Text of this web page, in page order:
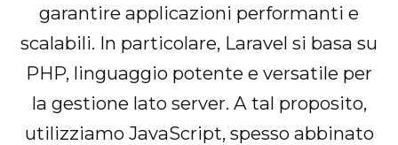
garantire applicazioni performanti e
scalabili. In particolare, Laravel si basa su
PHP, linguaggio potente e versatile per
la gestione lato server. A tal proposito,
utilizziamo JavaScript, spesso abbinato